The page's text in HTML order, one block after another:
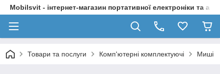
Mobilsvit - інтернет-магазин портативної електроніки та
Товари та послуги Комп'ютерні комплектуючі Миші